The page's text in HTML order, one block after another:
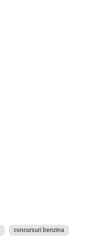
concursuri benzina